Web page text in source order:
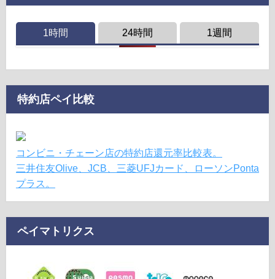
1時間 24時間 1週間
特約店ペイ比較
コンビニ・チェーン店の特約店還元率比較表。
三井住友Olive、JCB、三菱UFJカード、ローソンPonta
プラス。
ペイマトリクス